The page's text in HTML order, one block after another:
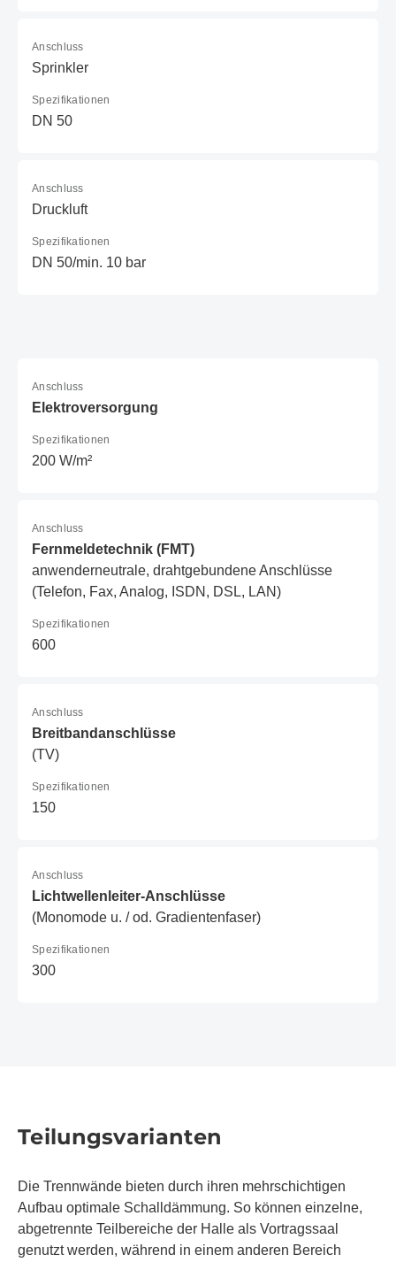
Anschluss
Sprinkler
Spezifikationen
DN 50
Anschluss
Druckluft
Spezifikationen
DN 50/min. 10 bar
Anschluss
Elektroversorgung
Spezifikationen
200 W/m²
Anschluss
Fernmeldetechnik (FMT)
anwenderneutrale, drahtgebundene Anschlüsse
(Telefon, Fax, Analog, ISDN, DSL, LAN)
Spezifikationen
600
Anschluss
Breitbandanschlüsse
(TV)
Spezifikationen
150
Anschluss
Lichtwellenleiter-Anschlüsse
(Monomode u. / od. Gradientenfaser)
Spezifikationen
300
Teilungsvarianten
Die Trennwände bieten durch ihren mehrschichtigen
Aufbau optimale Schalldämmung. So können einzelne,
abgetrennte Teilbereiche der Halle als Vortragssaal
genutzt werden, während in einem anderen Bereich